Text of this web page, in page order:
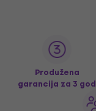
Produžena
garancija za 3 god